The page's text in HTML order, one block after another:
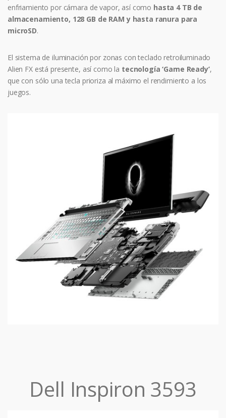
enfriamiento por cámara de vapor, así como hasta 4 TB de
almacenamiento, 128 GB de RAM y hasta ranura para
microSD.
El sistema de iluminación por zonas con teclado retroiluminado
Alien FX está presente, así como la tecnología ‘Game Ready’,
que con sólo una tecla prioriza al máximo el rendimiento a los
juegos.
Dell Inspiron 3593